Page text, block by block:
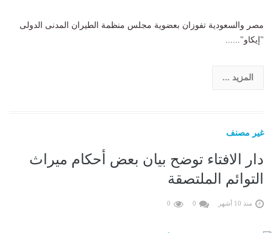
مصر والسعودية تفوزان بعضوية مجلس منظمة الطيران المدنى الدولى
"إيكاو"......
المزيد ...
غير مصنف
دار الافتاء توضح بيان بعض أحكام ميراث
التوائم الملتصقة
منذ 10 أشهر 0
0